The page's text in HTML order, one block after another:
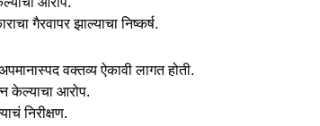
गैरवापर झाल्याचा निष्कर्ष.
वक्तव्य ऐकावी लागत होती.
केल्याचा आरोप.
निरीक्षण.